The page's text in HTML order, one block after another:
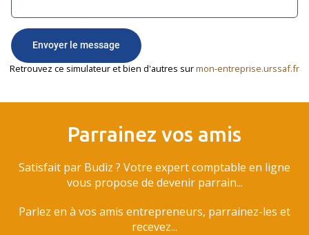
Retrouvez ce simulateur et bien d'autres surmon-entreprise.urssaf.fr
Parrainez vos amis
Satisfait par Budiz ? Votre expert comptable en ligne
vous propose de devenir parrain...
Parlez en à vos amis entrepreneurs, parrainez-les et
recevez...